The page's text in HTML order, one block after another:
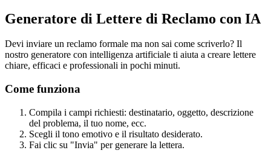
Generatore di Lettere di Reclamo con IA
Devi inviare un reclamo formale ma non sai come scriverlo? Il
nostro generatore con intelligenza artificiale ti aiuta a creare lettere
chiare, efficaci e professionali in pochi minuti.
Come funziona
Compila i campi richiesti: destinatario, oggetto, descrizione
del problema, il tuo nome, ecc.
Scegli il tono emotivo e il risultato desiderato.
Fai clic su "Invia" per generare la lettera.